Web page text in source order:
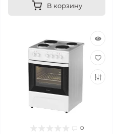
В корзину
0